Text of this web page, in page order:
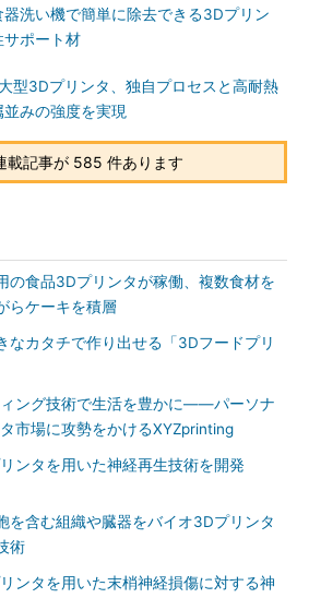
器洗い機で簡単に除去できる3Dプリン
サポート材
型3Dプリンタ、独自プロセスと高耐熱
みの強度を実現
載記事が 585 件あります
の食品3Dプリンタが稼働、複数食材を
らケーキを積層
なカタチで作り出せる「3Dフードプリ
ング技術で生活を豊かに――パーソナ
市場に攻勢をかけるXYZprinting
ンタを用いた神経再生技術を開発
を含む組織や臓器をバイオ3Dプリンタ
術
ンタを用いた末梢神経損傷に対する神